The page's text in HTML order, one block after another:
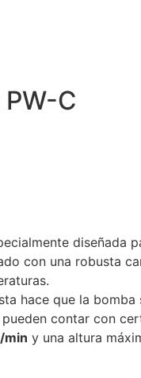
C
diseñada
con una robusta
hace que la
contar con
min y una altura